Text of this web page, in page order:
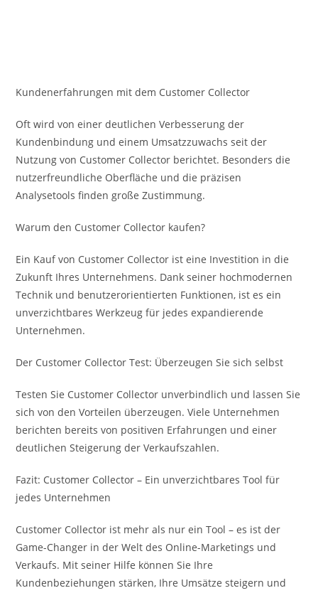
Kundenerfahrungen mit dem Customer Collector
Oft wird von einer deutlichen Verbesserung der
Kundenbindung und einem Umsatzzuwachs seit der
Nutzung von Customer Collector berichtet. Besonders die
nutzerfreundliche Oberfläche und die präzisen
Analysetools finden große Zustimmung.
Warum den Customer Collector kaufen?
Ein Kauf von Customer Collector ist eine Investition in die
Zukunft Ihres Unternehmens. Dank seiner hochmodernen
Technik und benutzerorientierten Funktionen, ist es ein
unverzichtbares Werkzeug für jedes expandierende
Unternehmen.
Der Customer Collector Test: Überzeugen Sie sich selbst
Testen Sie Customer Collector unverbindlich und lassen Sie
sich von den Vorteilen überzeugen. Viele Unternehmen
berichten bereits von positiven Erfahrungen und einer
deutlichen Steigerung der Verkaufszahlen.
Fazit: Customer Collector – Ein unverzichtbares Tool für
jedes Unternehmen
Customer Collector ist mehr als nur ein Tool – es ist der
Game-Changer in der Welt des Online-Marketings und
Verkaufs. Mit seiner Hilfe können Sie Ihre
Kundenbeziehungen stärken, Ihre Umsätze steigern und